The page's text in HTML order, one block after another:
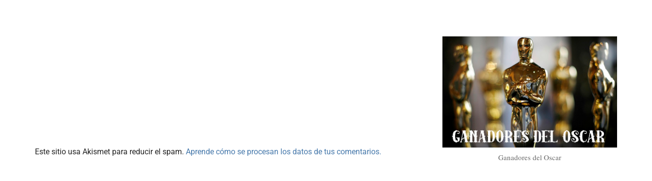
Este sitio usa Akismet para reducir el spam. Aprende cómo se procesan los datos de tus comentarios.
Ganadores del Oscar